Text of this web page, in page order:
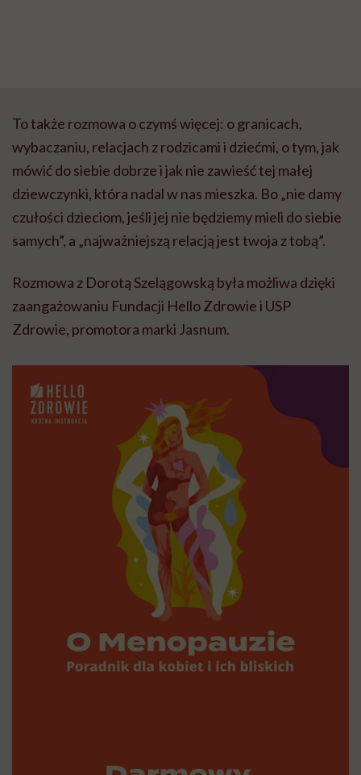
To także rozmowa o czymś więcej: o granicach,
wybaczaniu, relacjach z rodzicami i dziećmi, o tym, jak
mówić do siebie dobrze i jak nie zawieść tej małej
dziewczynki, która nadal w nas mieszka. Bo „nie damy
czułości dzieciom, jeśli jej nie będziemy mieli do siebie
samych”, a „najważniejszą relacją jest twoja z tobą”.
Rozmowa z Dorotą Szelągowską była możliwa dzięki
zaangażowaniu Fundacji Hello Zdrowie i USP
Zdrowie, promotora marki Jasnum.